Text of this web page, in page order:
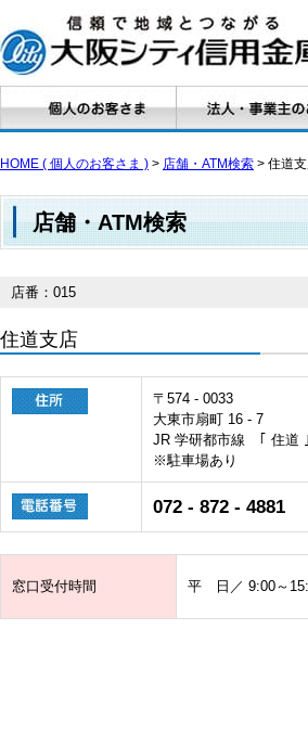
HOME ( 個人のお客さま ) > 店舗・ATM検索 > 住道
店舗・ATM検索
店番：015
住道支店
〒574 - 0033
大東市扇町 16 - 7
JR 学研都市線 ｢ 住道
※駐車場あり
072 - 872 - 4881
窓口受付時間 平 日／ 9:00～